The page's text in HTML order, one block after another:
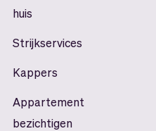
huis
Strijkservices
Kappers
Appartement
bezichtigen